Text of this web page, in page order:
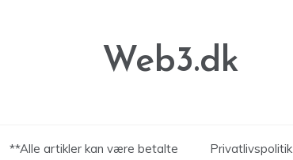
Web3.dk
**Alle artikler kan være betalte Privatlivspolitik